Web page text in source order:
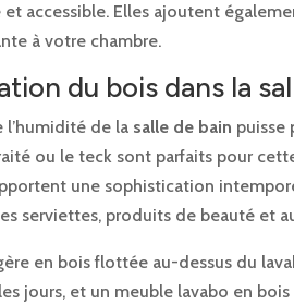
accessible. Elles ajoutent
à votre chambre.
du bois dans la
l’humidité de la salle de bain puisse
ou le teck sont parfaits pour
une sophistication
serviettes, produits de beauté et
en bois flottée au-dessus du
jours, et un meuble lavabo en